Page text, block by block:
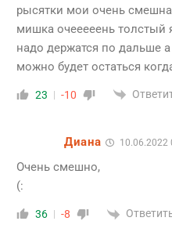
рысятки мои очень
мишка очееееень толстый
надо держатся по дальше
можно будет остаться
23 -10
Диана 10.06.2022
Очень смешно,
(:
36 -8